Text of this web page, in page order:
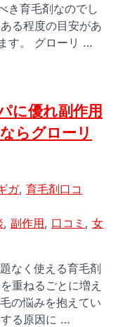
き育毛剤なのでし
る程度の目安があ
す。 グローリ …
に優れ副作用
らグローリ
ガ, 育毛剤口コ
, 副作用, 口コミ , 女
なく使える育毛剤
重ねるごとに増え
の悩みを抱えてい
る原因に …